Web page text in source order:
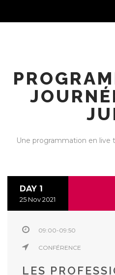
Une programmation en live
DAY 1
25 Nov 2021
09:00-09:50
CONFÉRENCE
LES